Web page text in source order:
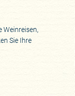
Weinreisen,
Sie Ihre